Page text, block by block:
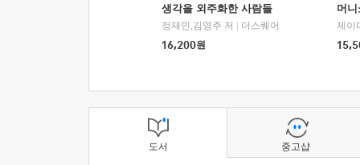
생각을 외주화한 사람들
정재민,김영주 저
더스퀘어
16,200원
머
도서 중고샵